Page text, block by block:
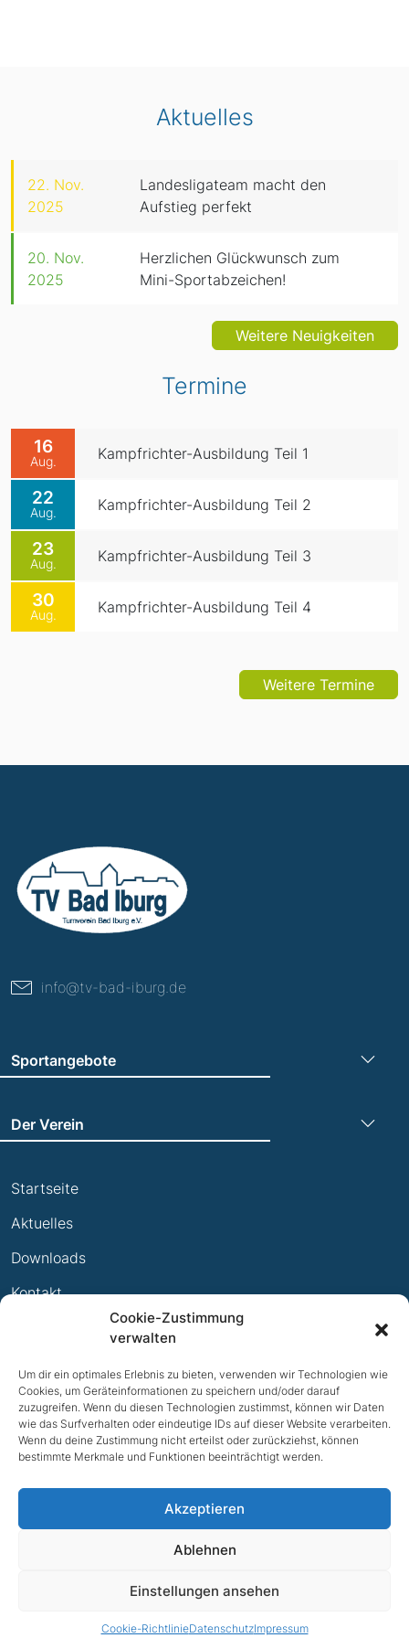
Cookie-Zustimmung
verwalten
Um dir ein optimales Erlebnis zu bieten, verwenden wir Technologien wie
Cookies, um Geräteinformationen zu speichern und/oder darauf
zuzugreifen. Wenn du diesen Technologien zustimmst, können wir Daten
wie das Surfverhalten oder eindeutige IDs auf dieser Website verarbeiten.
Wenn du deine Zustimmung nicht erteilst oder zurückziehst, können
bestimmte Merkmale und Funktionen beeinträchtigt werden.
Akzeptieren
Ablehnen
Einstellungen ansehen
Cookie-RichtlinieDatenschutzImpressum
Aktuelles
22. Nov.
2025
Landesligateam macht den
Aufstieg perfekt
20. Nov.
2025
Herzlichen Glückwunsch zum
Mini-Sportabzeichen!
Weitere Neuigkeiten
Termine
16
Aug. Kampfrichter-Ausbildung Teil 1
22
Aug. Kampfrichter-Ausbildung Teil 2
23
Aug. Kampfrichter-Ausbildung Teil 3
30
Aug. Kampfrichter-Ausbildung Teil 4
Weitere Termine
info@tv-bad-iburg.de
Sportangebote
Leichtathletik
Leistungsabzeichen
Der Verein
Termine
Ewige Erfolge
Mitglied werden
Startseite
Aktuelles
Downloads
Kontakt
© 2026 TV Bad Iburg e.V.